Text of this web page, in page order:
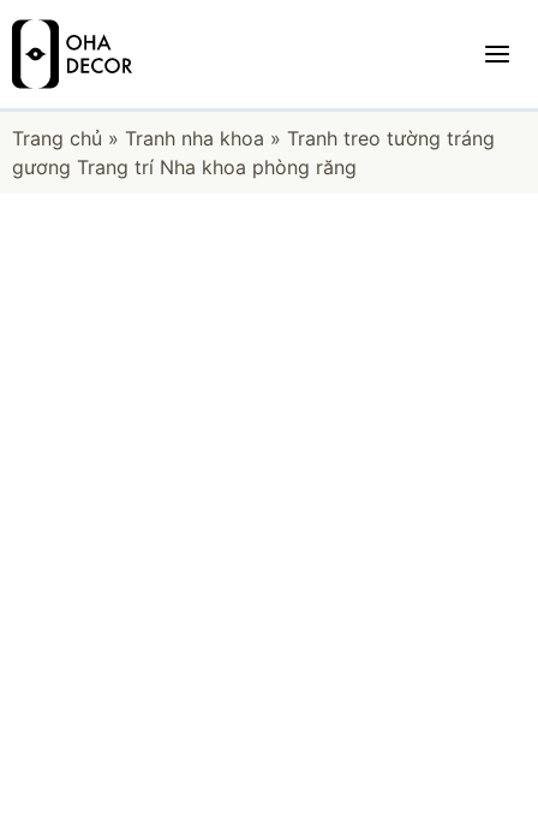
Trang chủ » Tranh nha khoa » Tranh treo tường tráng
gương Trang trí Nha khoa phòng răng